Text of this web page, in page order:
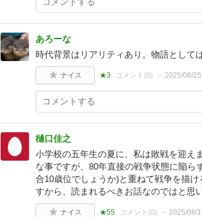
あろーな
時代背景はリアリティあり。物語として
ナイス ★3 コメント(0) 2025/08/25
樋口佳之
小学校の五年生の夏に、私は敗戦を迎え
な事ですが、80年直接の戦争状態に陥
合10歳位でしょうか)と重ねて戦争を描
すから、読まれるべきお話なのではと思
ナイス ★55 コメント(0) 2025/08/